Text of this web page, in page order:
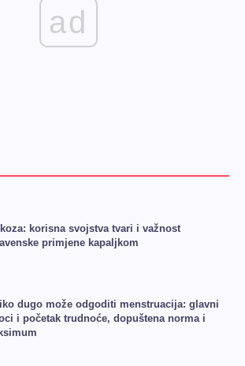
ad
korisna svojstva tvari i važnost
primjene kapaljkom
dugo može odgoditi menstruacija: glavni
i početak trudnoće, dopuštena norma i